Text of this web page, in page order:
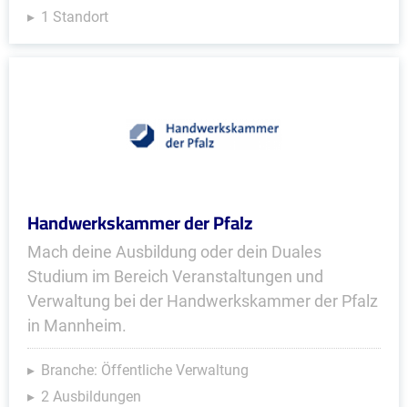
1 Standort
Handwerkskammer der Pfalz
Mach deine Ausbildung oder dein Duales
Studium im Bereich Veranstaltungen und
Verwaltung bei der Handwerkskammer der Pfalz
in Mannheim.
Branche: Öffentliche Verwaltung
2 Ausbildungen